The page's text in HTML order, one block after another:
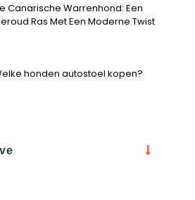
Canarische Warrenhond: Een
Ras Met Een Moderne Twist
honden autostoel kopen?